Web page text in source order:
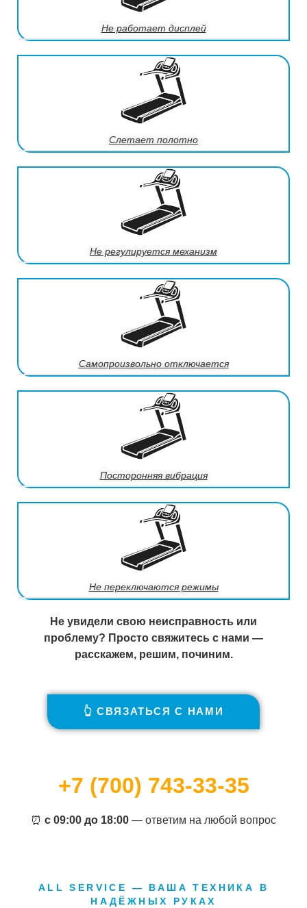
Не работает дисплей
Слетает полотно
Не регулируется механизм
Самопроизвольно отключается
Посторонняя вибрация
Не переключаются режимы
Не увидели свою неисправность или
проблему? Просто свяжитесь с нами —
расскажем, решим, починим.
👆 СВЯЗАТЬСЯ С НАМИ
+7 (700) 743-33-35
⏰ с 09:00 до 18:00 — ответим на любой вопрос
ALL SERVICE — ВАША ТЕХНИКА В
НАДЁЖНЫХ РУКАХ